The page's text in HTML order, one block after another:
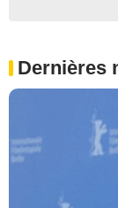
Dernières